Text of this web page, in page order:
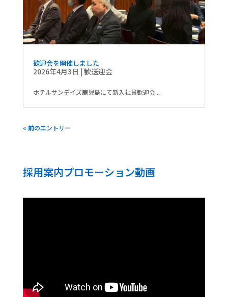
歓迎会を開催しました
2026年4月3日 | 歓送迎会
ホテルサンデイズ鹿児島にて新入社員歓迎会...
« 前のエントリー
採用案内プロモーション動画